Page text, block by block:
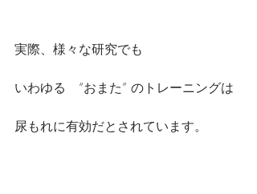
実際、様々な研究でも
いわゆる　“おまた” のトレーニングは
尿もれに有効だとされています。